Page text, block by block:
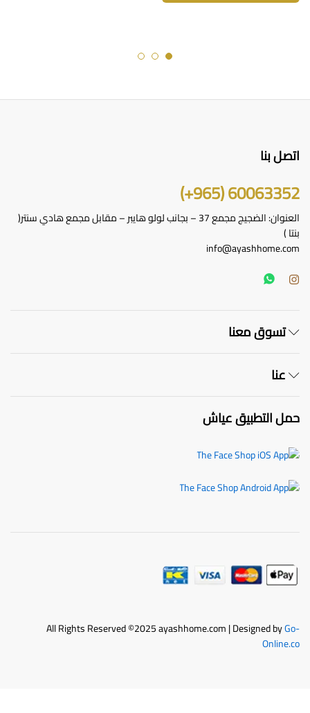
اتصل بنا
60063352 (965+)
العنوان: الضجيج مجمع 37 – بجانب لولو هايبر – مقابل مجمع هادي سنتر(
بنتا )
info@ayashhome.com
تسوق معنا
عنا
حمل التطبيق عياش
All Rights Reserved ©2025 ayashhome.com | Designed byGo-
Online.co